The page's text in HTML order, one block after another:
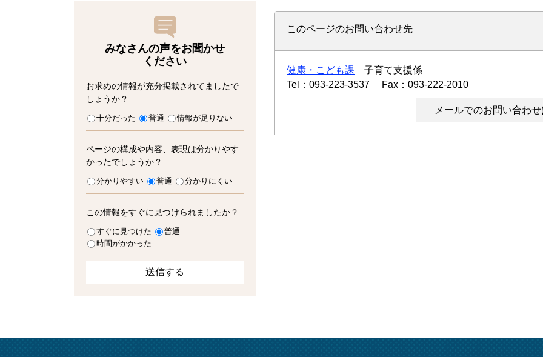
このページのお問い合わせ先
健康・こども課
子育て支援係
Tel：093-223-3537
Fax：093-222-2010
メールでのお問い合わ
みなさんの声をお聞かせ
ください
お求めの情報が充分掲載されてましたで
しょうか？
十分だった 普通 情報が足りない
ページの構成や内容、表現は分かりやす
かったでしょうか？
分かりやすい 普通 分かりにくい
この情報をすぐに見つけられましたか？
すぐに見つけた
普通
時間がかかった